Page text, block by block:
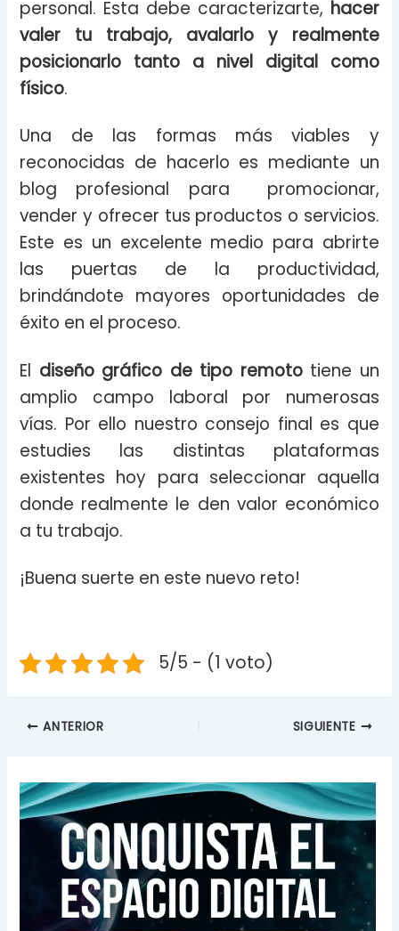
personal. Esta debe caracterizarte, hacer
valer tu trabajo, avalarlo y realmente
posicionarlo tanto a nivel digital como
físico.
Una de las formas más viables y
reconocidas de hacerlo es mediante un
blog profesional para promocionar,
vender y ofrecer tus productos o servicios.
Este es un excelente medio para abrirte
las puertas de la productividad,
brindándote mayores oportunidades de
éxito en el proceso.
El diseño gráfico de tipo remototiene un
amplio campo laboral por numerosas
vías. Por ello nuestro consejo final es que
estudies las distintas plataformas
existentes hoy para seleccionar aquella
donde realmente le den valor económico
a tu trabajo.
¡Buena suerte en este nuevo reto!
5/5 - (1 voto)
ANTERIOR SIGUIENTE